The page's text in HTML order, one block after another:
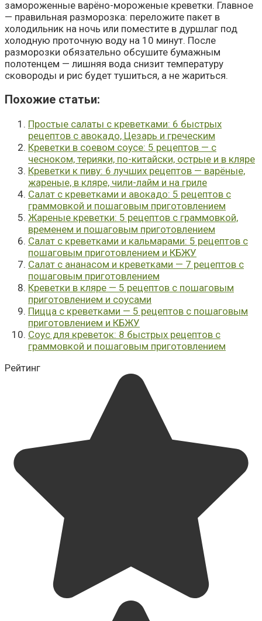
замороженные варёно-мороженые креветки. Главное
— правильная разморозка: переложите пакет в
холодильник на ночь или поместите в дуршлаг под
холодную проточную воду на 10 минут. После
разморозки обязательно обсушите бумажным
полотенцем — лишняя вода снизит температуру
сковороды и рис будет тушиться, а не жариться.
Похожие cтатьи:
Простые салаты с креветками: 6 быстрых
рецептов с авокадо, Цезарь и греческим
Креветки в соевом соусе: 5 рецептов — с
чесноком, терияки, по-китайски, острые и в кляре
Креветки к пиву: 6 лучших рецептов — варёные,
жареные, в кляре, чили-лайм и на гриле
Салат с креветками и авокадо: 5 рецептов с
граммовкой и пошаговым приготовлением
Жареные креветки: 5 рецептов с граммовкой,
временем и пошаговым приготовлением
Салат с креветками и кальмарами: 5 рецептов с
пошаговым приготовлением и КБЖУ
Салат с ананасом и креветками — 7 рецептов с
пошаговым приготовлением
Креветки в кляре — 5 рецептов с пошаговым
приготовлением и соусами
Пицца с креветками — 5 рецептов с пошаговым
приготовлением и КБЖУ
Соус для креветок: 8 быстрых рецептов с
граммовкой и пошаговым приготовлением
Рейтинг